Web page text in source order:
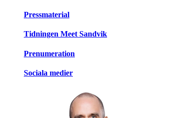
Pressmaterial
Tidningen Meet Sandvik
Prenumeration
Sociala medier